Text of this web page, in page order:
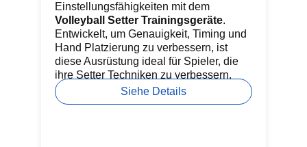
Einstellungsfähigkeiten mit dem
Volleyball Setter Trainingsgeräte.
Entwickelt, um Genauigkeit, Timing und
Hand Platzierung zu verbessern, ist
diese Ausrüstung ideal für Spieler, die
ihre Setter Techniken zu verbessern.
Siehe Details